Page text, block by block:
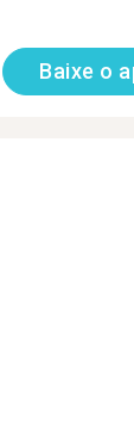
Baixe o